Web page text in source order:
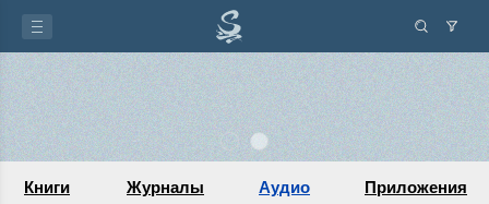
Книги Журналы Аудио Приложения